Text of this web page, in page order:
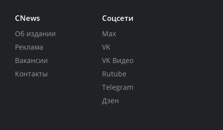
CNews
Об издании
Реклама
Вакансии
Контакты
Соцсети
Max
VK
VK Видео
Rutube
Telegram
Дзен